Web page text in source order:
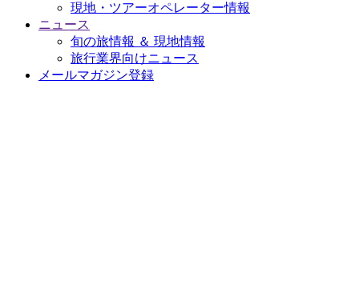
現地・ツアーオペレーター情報
ニュース
旬の旅情報 ＆ 現地情報
旅行業界向けニュース
メールマガジン登録